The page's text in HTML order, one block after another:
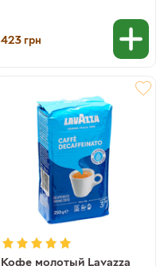
8000070029996
423грн
Кофе молотый Lavazza